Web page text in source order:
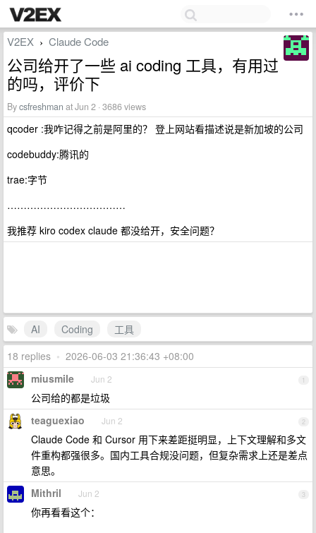
V2EX › Claude Code
公司给开了一些 ai coding 工具，有用过
的吗，评价下
Bycsfreshman at Jun 2 · 3686 views
qcoder :我咋记得之前是阿里的？ 登上网站看描述说是新加坡的公司
codebuddy:腾讯的
trae:字节
………………………………
我推荐 kiro codex claude 都没给开，安全问题？
AI Coding
工具
18 replies • 2026-06-03 21:36:43 +08:00
1
miusmile Jun 2
公司给的都是垃圾
2
teaguexiao Jun 2
Claude Code 和 Cursor 用下来差距挺明显，上下文理解和多文
件重构都强很多。国内工具合规没问题，但复杂需求上还是差点
意思。
3
Mithril Jun 2
你再看看这个：